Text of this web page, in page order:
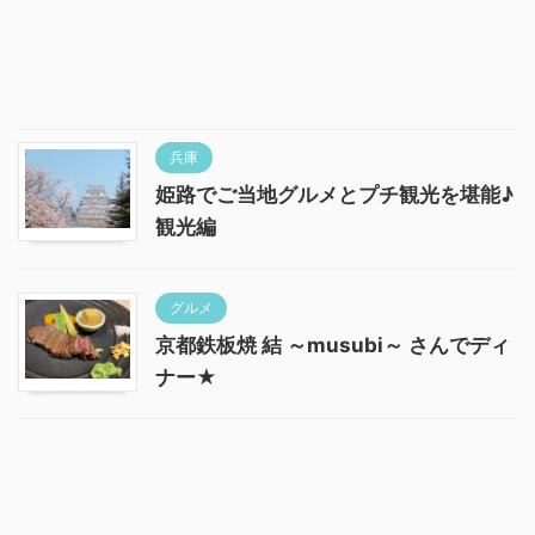
兵庫
姫路でご当地グルメとプチ観光を堪能♪
観光編
グルメ
京都鉄板焼 結 ～musubi～ さんでディ
ナー★